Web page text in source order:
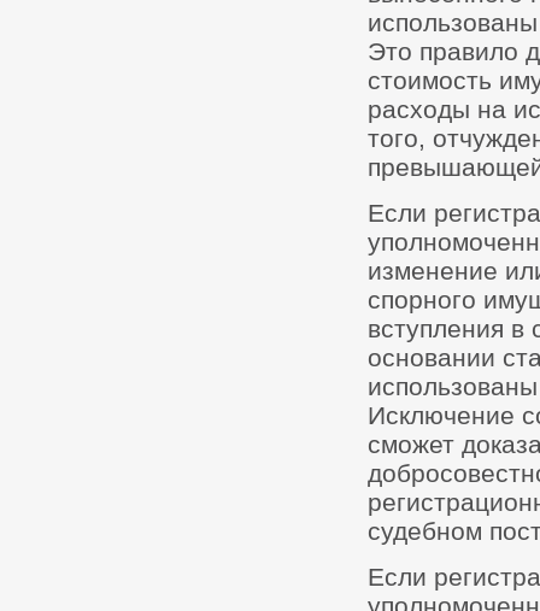
Это правило
стоимость
расходы на
того,
Если
изменение
спорного
вступления в
основании
Исключение
сможет
судебном
Если